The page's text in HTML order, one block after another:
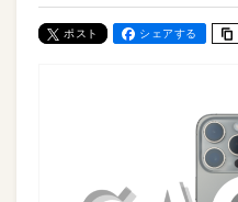
ポスト シェアする